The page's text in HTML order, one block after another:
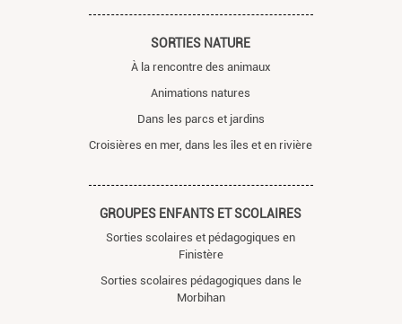
SORTIES NATURE
À la rencontre des animaux
Animations natures
Dans les parcs et jardins
Croisières en mer, dans les îles et en rivière
GROUPES ENFANTS ET SCOLAIRES
Sorties scolaires et pédagogiques en
Finistère
Sorties scolaires pédagogiques dans le
Morbihan